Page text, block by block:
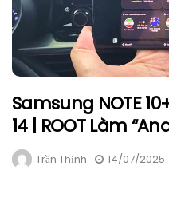
Samsung NOTE
14 | ROOT Làm
Trần Thịnh 14/07/2025